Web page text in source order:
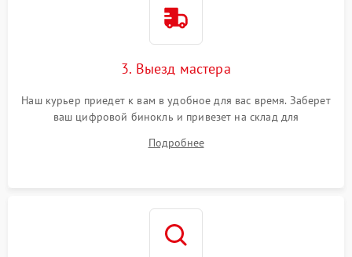
3. Выезд мастера
Наш курьер приедет к вам в удобное для вас время. Заберет
ваш цифровой бинокль и привезет на склад для
Подробнее